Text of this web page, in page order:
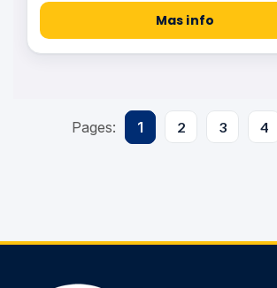
Mas info
Pages: 1 2 3 4